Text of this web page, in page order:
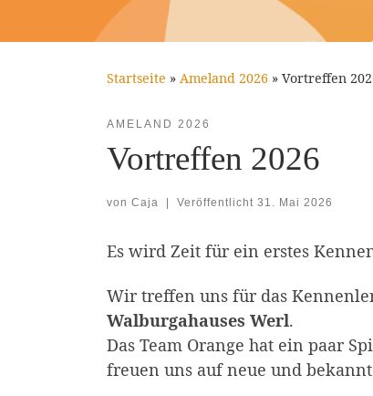
Startseite » Ameland 2026 » Vortreffen
AMELAND 2026
Vortreffen 2026
von Caja | Veröffentlicht 31. Mai 2026
Es wird Zeit für ein erstes
Wir treffen uns für das
Walburgahauses Werl.
Das Team Orange hat ein paar
freuen uns auf neue und